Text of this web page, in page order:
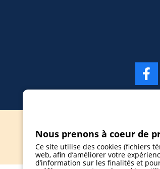
Nous prenons à coeur de
Ce site utilise des cookies (fichiers
web, afin d’améliorer votre
d’information sur les finalités et